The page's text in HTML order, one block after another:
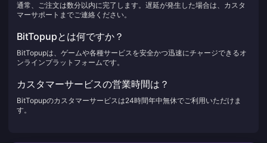
通常、ご注文は数分以内に完了します。遅延が発生した場合は、カスタ
マーサポートまでご連絡ください。
BitTopupとは何ですか？
BitTopupは、ゲームや各種サービスを安全かつ迅速にチャージできるオ
ンラインプラットフォームです。
カスタマーサービスの営業時間は？
BitTopupのカスタマーサービスは24時間年中無休でご利用いただけま
す。